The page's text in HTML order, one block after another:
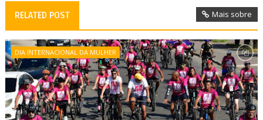
RELATED POST Mais sobre
DIA INTERNACIONAL DA MULHER